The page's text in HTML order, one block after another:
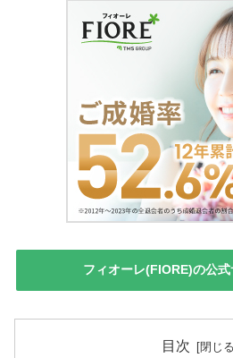
フィオーレ(FIORE)の公
目次